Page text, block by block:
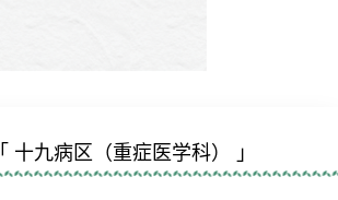
「 十九病区（重症医学科） 」